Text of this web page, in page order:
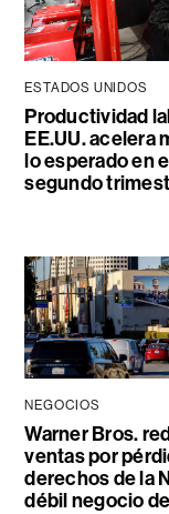
ESTADOS UNIDOS
Productividad
EE.UU. acelera
lo esperado en
segundo
NEGOCIOS
Warner Bros.
ventas por
derechos de la
débil negocio